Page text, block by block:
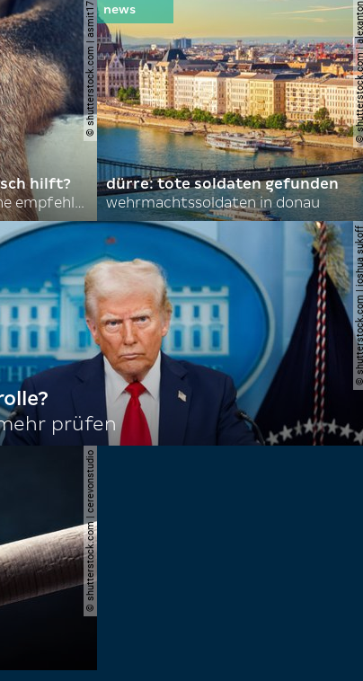
© shutterstock.com | asmit17
hilft?
nordkoreas sommerliche empfehlungen
©
dürre: tote soldaten gefunden
wehrmachtssoldaten in donau
©
prüfen
© shutterstock.com | cerevonstudio